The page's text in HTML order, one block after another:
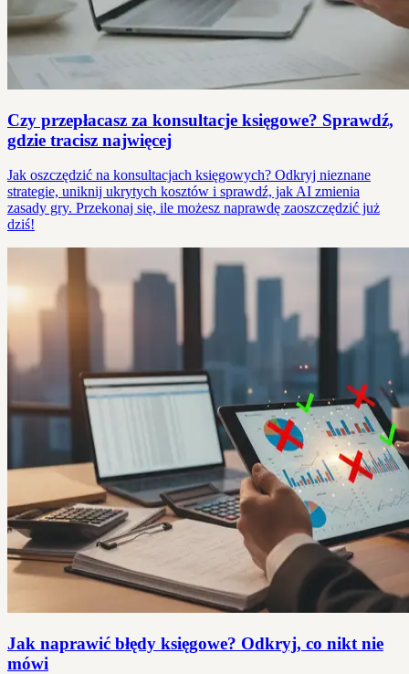
Czy przepłacasz za konsultacje księgowe? Sprawdź,
gdzie tracisz najwięcej
Jak oszczędzić na konsultacjach księgowych? Odkryj nieznane
strategie, uniknij ukrytych kosztów i sprawdź, jak AI zmienia
zasady gry. Przekonaj się, ile możesz naprawdę zaoszczędzić już
dziś!
Jak naprawić błędy księgowe? Odkryj, co nikt nie
mówi